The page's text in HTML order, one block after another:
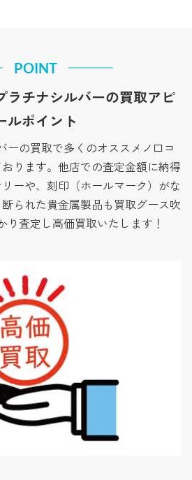
POINT
ラチナシルバーの買取アピ
ルポイント
ーの買取で多くのオススメノ口コ
ります。他店での査定金額に納得
ーや、刻印（ホールマーク）がな
られた貴金属製品も買取グース吹
り査定し高価買取いたします！